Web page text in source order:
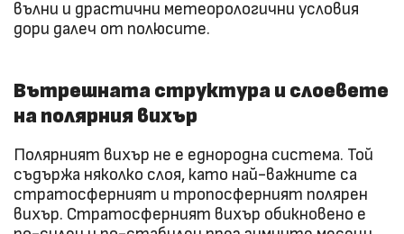
вълни и драстични метеорологични условия
дори далеч от полюсите.
Вътрешната структура и слоевете
на полярния вихър
Полярният вихър не е еднородна система. Той
съдържа няколко слоя, като най-важните са
стратосферният и тропосферният полярен
вихър. Стратосферният вихър обикновено е